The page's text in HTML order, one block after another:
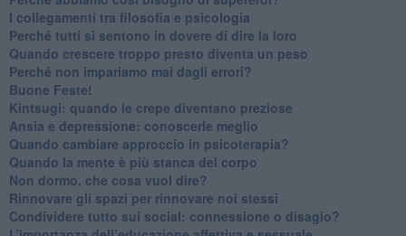
​I collegamenti tra filosofia e psicologia
​Perché tutti si sentono in dovere di dire la loro
​Quando crescere troppo presto diventa un peso
​Perché non impariamo mai dagli errori?
​Buone Feste!
​Kintsugi: quando le crepe diventano preziose
Ansia e depressione: conoscerle meglio
Quando cambiare approccio in psicoterapia?
​Quando la mente è più stanca del corpo
Non dormo, che cosa vuol dire?
​Rinnovare gli spazi per rinnovare noi stessi
​Condividere tutto sui social: connessione o disagio?